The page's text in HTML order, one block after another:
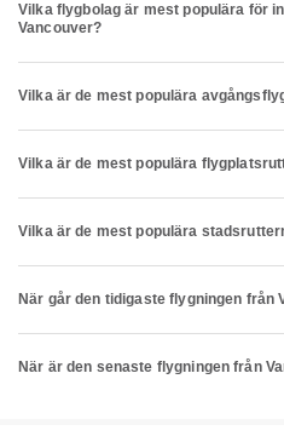
Vilka flygbolag är mest populära för
Vancouver?
Vilka är de mest populära
Vilka är de mest populära
Vilka är de mest populära
När går den tidigaste flygningen från
När är den senaste flygningen från